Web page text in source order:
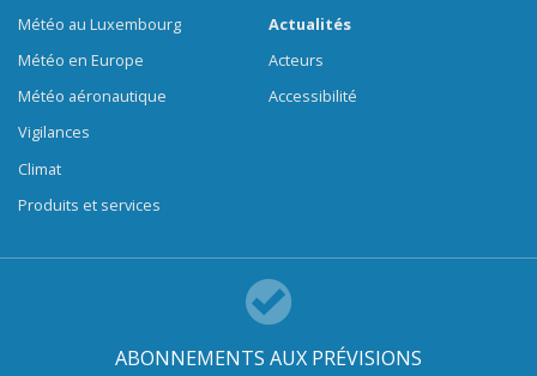
Météo au Luxembourg
Météo en Europe
Météo aéronautique
Vigilances
Climat
Produits et services
Actualités
Acteurs
Accessibilité
ABONNEMENTS AUX PRÉVISIONS